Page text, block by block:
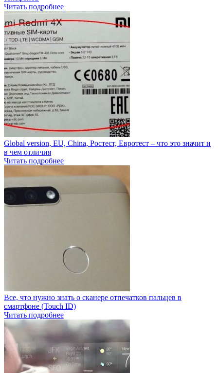
Читать подробнее
Global version, EU, China, Ростест, Евротест – что это значит и
в чем отличия
Читать подробнее
Все, что нужно знать о сканере отпечатков пальцев в
смартфоне (Touch ID)
Читать подробнее